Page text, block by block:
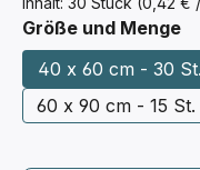
Größe und Menge
40 x 60 cm - 30 St.
60 x 90 cm - 15 St.